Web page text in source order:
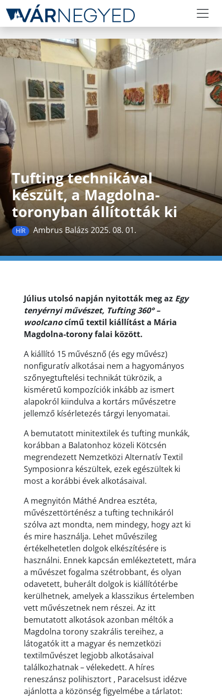
Tufting technikával
készült, a Magdolna-
toronyban állították ki
HÍR Ambrus Balázs 2025. 08. 01.
Július utolsó napján nyitották meg az Egy
tenyérnyi művészet, Tufting 360° –
woolcanocímű textil kiállítást a Mária
Magdolna-torony falai között.
A kiállító 15 művésznő (és egy művész)
nonfiguratív alkotásai nem a hagyományos
szőnyegtuftelési technikát tükrözik, a
kisméretű kompozíciók inkább az ismert
alapokról kiindulva a kortárs művészetre
jellemző kísérletezés tárgyi lenyomatai.
A bemutatott minitextilek és tufting munkák,
korábban a Balatonhoz közeli Kötcsén
megrendezett Nemzetközi Alternatív Textil
Symposionra készültek, ezek egészültek ki
most a korábbi évek alkotásaival.
A megnyitón Máthé Andrea esztéta,
művészettörténész a tufting technikáról
szólva azt mondta, nem mindegy, hogy azt ki
és mire használja. Lehet művészileg
értékelhetetlen dolgok elkészítésére is
használni. Ennek kapcsán emlékeztetett, mára
a művészet fogalma szétrobbant, és olyan
odavetett, buherált dolgok is kiállítótérbe
kerülhetnek, amelyek a klasszikus értelemben
vett művészetnek nem részei. Az itt
bemutatott alkotások azonban méltók a
Magdolna torony szakrális tereihez, a
látogatók itt a magyar és nemzetközi
textilművészet legjobb alkotásaival
találkozhatnak – vélekedett. A híres
reneszánsz polihisztort , Paracelsust idézve
ajánlotta a közönség figyelmébe a tárlatot: